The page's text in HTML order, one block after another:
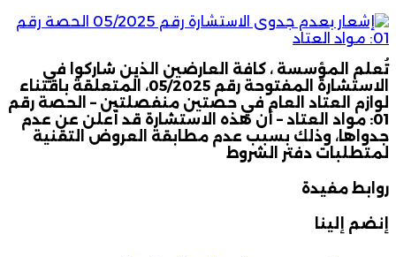
تُعلم المؤسسة ، كافة العارضين الذين شاركوا في
الاستشارة المفتوحة رقم 05/2025، المتعلقة باقتناء
لوازم العتاد العام في حصتين منفصلتين – الحصة رقم
01: مواد العتاد – أن هذه الاستشارة قد أُعلن عن عدم
جدواها، وذلك بسبب عدم مطابقة العروض التقنية
لمتطلبات دفتر الشروط
روابط مفيدة
إنضم إلينا